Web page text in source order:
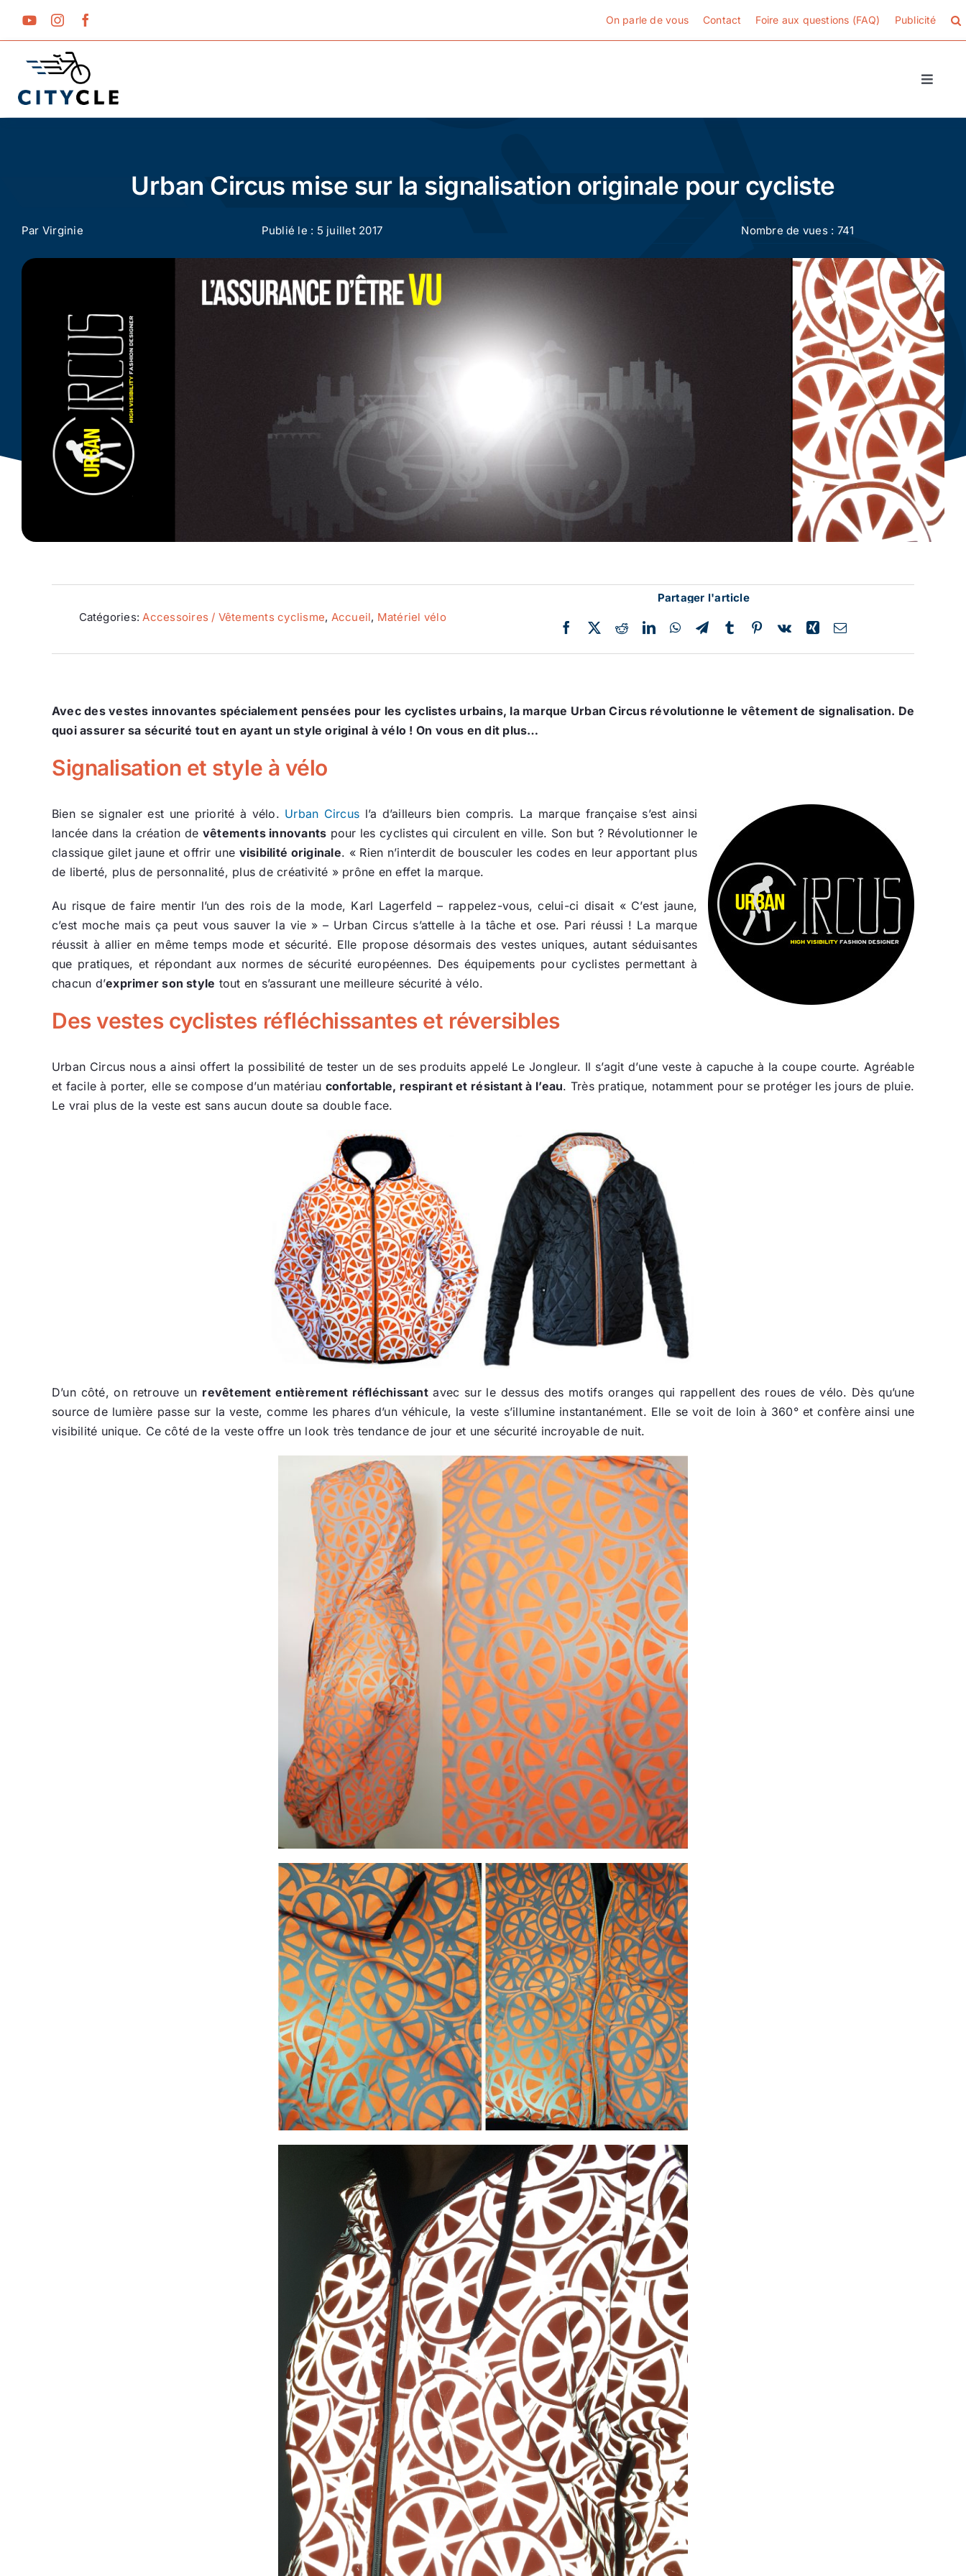
On parle de vous Contact Foire aux questions (FAQ) Publicité
Toggle
Cyclotourisme
Vélos de ville
Urban Circus mise sur la signalisation originale pour cycliste
Par Virginie Publié le : 5 juillet 2017 Nombre de vues : 741
Catégories: Accessoires / Vêtements cyclisme, Accueil, Matériel vélo
Partager l'article
Avecdes vestes innovantes spécialement pensées pour les cyclistes urbains, la marque Urban Circus révolutionne le vêtement de signalisation. De
quoi assurer sa sécurité tout en ayant un style original à vélo ! On vous en dit plus…
Signalisation et style à vélo
Bien se signaler est une priorité à vélo. Urban Circus l’a d’ailleurs bien compris. La marque française s’est ainsi
lancée dans la création de vêtements innovants pour les cyclistes qui circulent en ville. Son but ? Révolutionner le
classique gilet jaune et offrir une visibilité originale. « Rien n’interdit de bousculer les codes en leur apportant plus
de liberté, plus de personnalité, plus de créativité » prône en effet la marque.
Au risque de faire mentir l’un des rois de la mode, Karl Lagerfeld – rappelez-vous, celui-ci disait « C’est jaune,
c’est moche mais ça peut vous sauver la vie » – Urban Circus s’attelle à la tâche et ose. Pari réussi ! La marque
réussit à allier en même temps mode et sécurité. Elle propose désormais des vestes uniques, autant séduisantes
que pratiques, et répondant aux normes de sécurité européennes. Des équipements pour cyclistes permettant à
chacun d’exprimer son style tout en s’assurant une meilleure sécurité à vélo.
Des vestes cyclistes réfléchissantes et réversibles
Urban Circus nous a ainsi offert la possibilité de tester un de ses produits appelé Le Jongleur. Il s’agit d’une veste à capuche à la coupe courte. Agréable
et facile à porter, elle se compose d’un matériau confortable, respirant et résistant à l’eau. Très pratique, notamment pour se protéger les jours de pluie.
Le vrai plus de la veste est sans aucun doute sa double face.
D’un côté, on retrouve un revêtement entièrement réfléchissantavec sur le dessus des motifs oranges qui rappellent des roues de vélo. Dès qu’une
source de lumière passe sur la veste, comme les phares d’un véhicule, la veste s’illumine instantanément. Elle se voit de loin à 360° et confère ainsi une
visibilité unique. Ce côté de la veste offre un look très tendance de jour et une sécurité incroyable de nuit.